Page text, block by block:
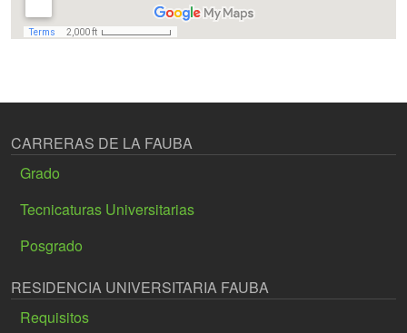
CARRERAS DE LA FAUBA
Grado
Tecnicaturas Universitarias
Posgrado
RESIDENCIA UNIVERSITARIA FAUBA
Requisitos